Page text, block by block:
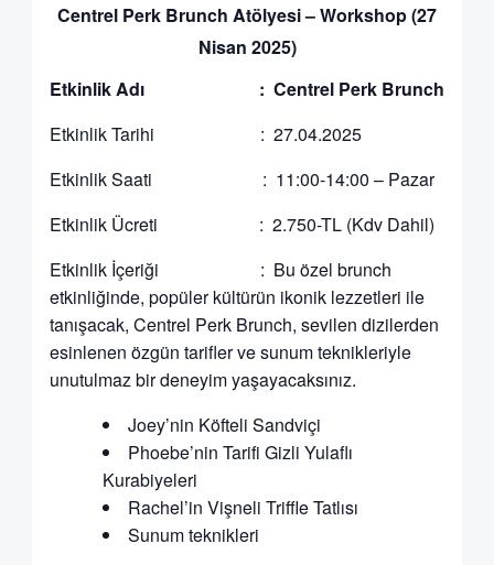
Centrel Perk Brunch Atölyesi – Workshop (27
Nisan 2025)
Etkinlik Adı : Centrel Perk Brunch
Etkinlik Tarihi : 27.04.2025
Etkinlik Saati : 11:00-14:00 – Pazar
Etkinlik Ücreti : 2.750-TL (Kdv Dahil)
Etkinlik İçeriği : Bu özel brunch
etkinliğinde, popüler kültürün ikonik lezzetleri ile
tanışacak, Centrel Perk Brunch, sevilen dizilerden
esinlenen özgün tarifler ve sunum teknikleriyle
unutulmaz bir deneyim yaşayacaksınız.
Joey’nin Köfteli Sandviçi
Phoebe’nin Tarifi Gizli Yulaflı
Kurabiyeleri
Rachel’in Vişneli Triffle Tatlısı
Sunum teknikleri